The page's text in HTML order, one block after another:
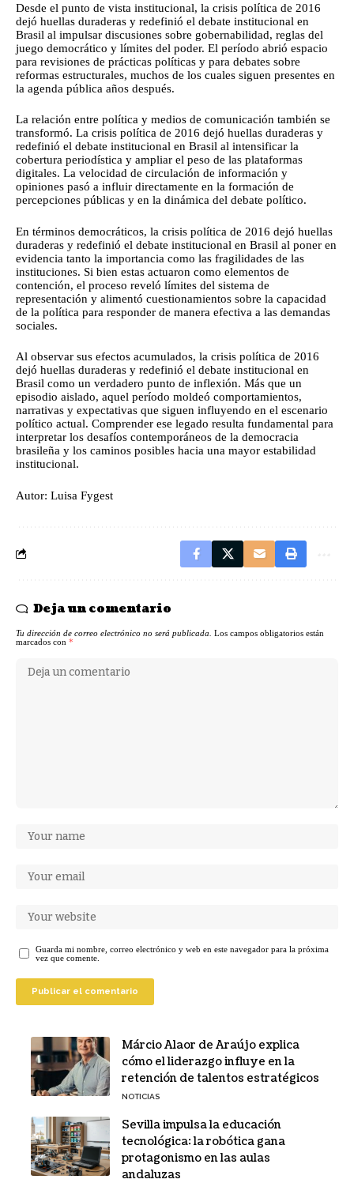
Desde el punto de vista institucional, la crisis política de 2016
dejó huellas duraderas y redefinió el debate institucional en
Brasil al impulsar discusiones sobre gobernabilidad, reglas del
juego democrático y límites del poder. El período abrió espacio
para revisiones de prácticas políticas y para debates sobre
reformas estructurales, muchos de los cuales siguen presentes en
la agenda pública años después.
La relación entre política y medios de comunicación también se
transformó. La crisis política de 2016 dejó huellas duraderas y
redefinió el debate institucional en Brasil al intensificar la
cobertura periodística y ampliar el peso de las plataformas
digitales. La velocidad de circulación de información y
opiniones pasó a influir directamente en la formación de
percepciones públicas y en la dinámica del debate político.
En términos democráticos, la crisis política de 2016 dejó huellas
duraderas y redefinió el debate institucional en Brasil al poner en
evidencia tanto la importancia como las fragilidades de las
instituciones. Si bien estas actuaron como elementos de
contención, el proceso reveló límites del sistema de
representación y alimentó cuestionamientos sobre la capacidad
de la política para responder de manera efectiva a las demandas
sociales.
Al observar sus efectos acumulados, la crisis política de 2016
dejó huellas duraderas y redefinió el debate institucional en
Brasil como un verdadero punto de inflexión. Más que un
episodio aislado, aquel período moldeó comportamientos,
narrativas y expectativas que siguen influyendo en el escenario
político actual. Comprender ese legado resulta fundamental para
interpretar los desafíos contemporáneos de la democracia
brasileña y los caminos posibles hacia una mayor estabilidad
institucional.
Autor: Luisa Fygest
Deja un comentario
Tu dirección de correo electrónico no será publicada.
Los campos obligatorios están
marcados con *
Guarda mi nombre, correo electrónico y web en este navegador para la próxima
vez que comente.
Márcio Alaor de Araújo explica
cómo el liderazgo influye en la
retención de talentos estratégicos
NOTICIAS
Sevilla impulsa la educación
tecnológica: la robótica gana
protagonismo en las aulas
andaluzas